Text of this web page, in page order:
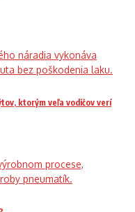
ktorým veľa vodičov verí